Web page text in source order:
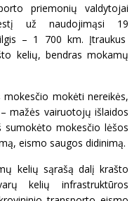
priemonių valdytojai
už naudojimąsi 19
– 1 700 km. Įtraukus
kelių, bendras mokamų
mokėti nereikės,
mažės vairuotojų išlaidos
mokesčio lėšos
eismo saugos didinimą.
kelių sąrašą dalį krašto
kelių infrastruktūros